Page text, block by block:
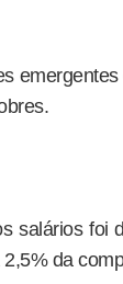
salários foi
da